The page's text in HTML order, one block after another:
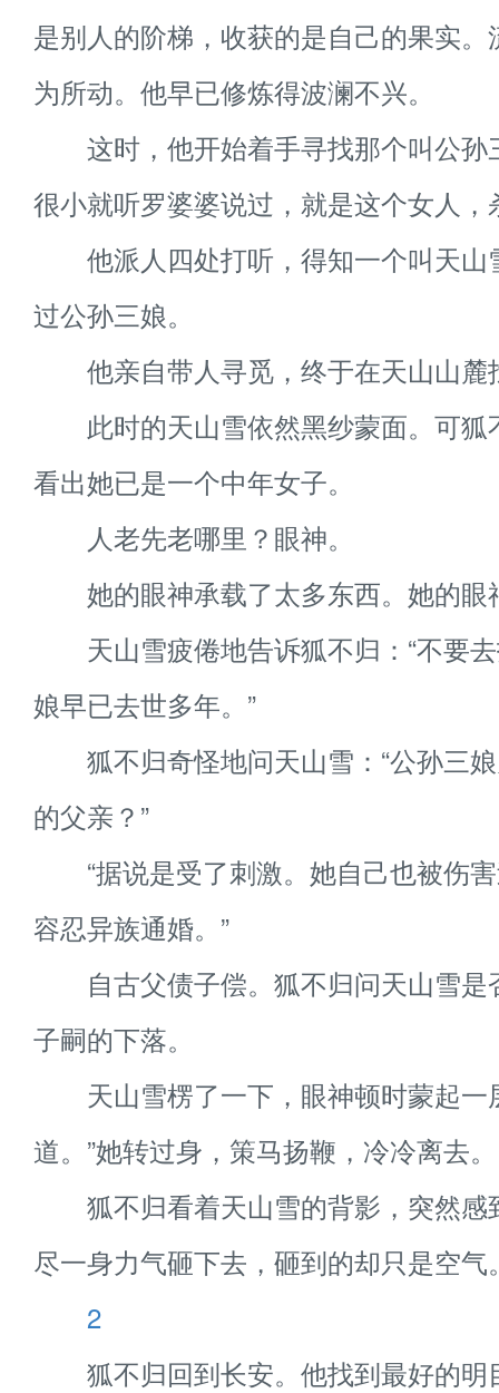
是别人的阶梯，收获的是自己的果实
为所动。他早已修炼得波澜不兴。
这时，他开始着手寻找那个叫公孙
很小就听罗婆婆说过，就是这个女人
他派人四处打听，得知一个叫天山
过公孙三娘。
他亲自带人寻觅，终于在天山山麓
此时的天山雪依然黑纱蒙面。可狐
看出她已是一个中年女子。
人老先老哪里？眼神。
她的眼神承载了太多东西。她的眼
天山雪疲倦地告诉狐不归：“不要
娘早已去世多年。”
狐不归奇怪地问天山雪：“公孙三
的父亲？”
“据说是受了刺激。她自己也被伤
容忍异族通婚。”
自古父债子偿。狐不归问天山雪是
子嗣的下落。
天山雪楞了一下，眼神顿时蒙起一
道。”她转过身，策马扬鞭，冷冷离去。
狐不归看着天山雪的背影，突然感
尽一身力气砸下去，砸到的却只是空气
2
狐不归回到长安。他找到最好的明